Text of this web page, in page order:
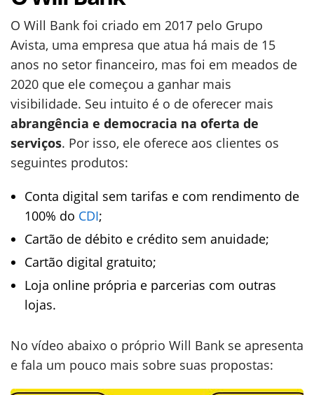
O Will Bank foi criado em 2017 pelo Grupo
Avista, uma empresa que atua há mais de 15
anos no setor financeiro, mas foi em meados de
2020 que ele começou a ganhar mais
visibilidade. Seu intuito é o de oferecer mais
abrangência e democracia na oferta de
serviços. Por isso, ele oferece aos clientes os
seguintes produtos:
Conta digital sem tarifas e com rendimento de
100% do CDI;
Cartão de débito e crédito sem anuidade;
Cartão digital gratuito;
Loja online própria e parcerias com outras
lojas.
No vídeo abaixo o próprio Will Bank se apresenta
e fala um pouco mais sobre suas propostas: